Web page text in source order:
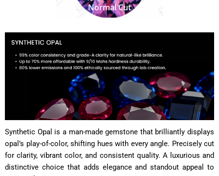
Normal Cut
Synthetic Opal is a man-made gemstone that brilliantly displays
opal’s play-of-color, shifting hues with every angle. Precisely cut
for clarity, vibrant color, and consistent quality. A luxurious and
distinctive choice that adds elegance and standout appeal to